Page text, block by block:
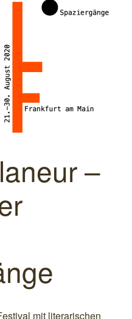
–
mit literarischen